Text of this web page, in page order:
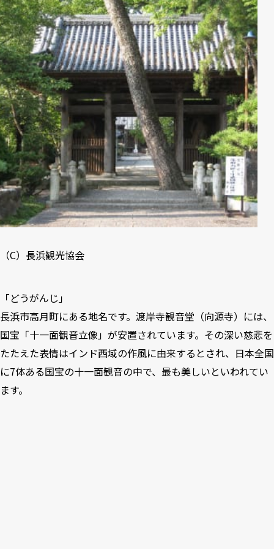
（C） 長浜観光協会
「どうがんじ」
長浜市高月町にある地名です。渡岸寺観音堂（向源寺）には、
国宝「十一面観音立像」が安置されています。その深い慈悲を
たたえた表情はインド西域の作風に由来するとされ、日本全国
に7体ある国宝の十一面観音の中で、最も美しいといわれてい
ます。